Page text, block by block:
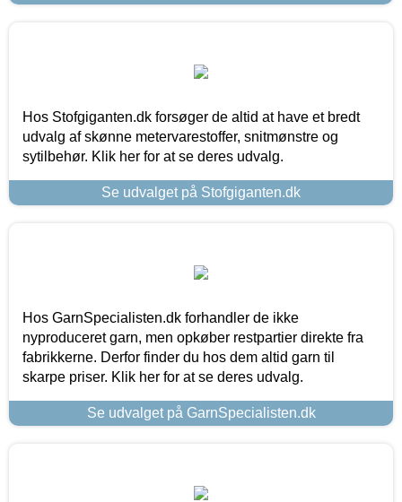
Hos Stofgiganten.dk forsøger de altid at have et bredt
udvalg af skønne metervarestoffer, snitmønstre og
sytilbehør. Klik her for at se deres udvalg.
Se udvalget på Stofgiganten.dk
Hos GarnSpecialisten.dk forhandler de ikke
nyproduceret garn, men opkøber restpartier direkte fra
fabrikkerne. Derfor finder du hos dem altid garn til
skarpe priser. Klik her for at se deres udvalg.
Se udvalget på GarnSpecialisten.dk